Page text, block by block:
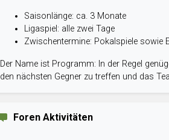
Saisonlänge: ca. 3 Monate
Ligaspiel: alle zwei Tage
Zwischentermine: Pokalspiele sowie
Der Name ist Programm: In der Regel
den nächsten Gegner zu treffen und das
Foren Aktivitäten